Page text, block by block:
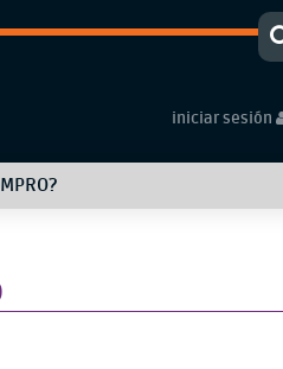
iniciar sesión